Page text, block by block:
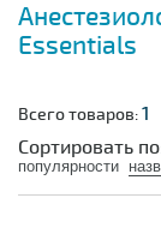
Essentials
Всего товаров:1
Сортировать
популярности